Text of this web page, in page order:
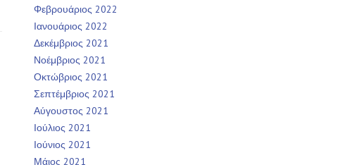
Φεβρουάριος 2022
Ιανουάριος 2022
Δεκέμβριος 2021
Νοέμβριος 2021
Οκτώβριος 2021
Σεπτέμβριος 2021
Αύγουστος 2021
Ιούλιος 2021
Ιούνιος 2021
Μάιος 2021